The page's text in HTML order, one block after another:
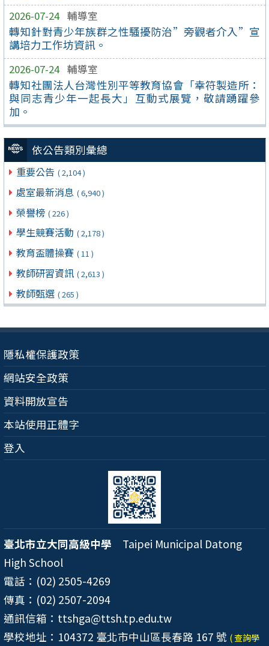
2026-07-24 輔導室
轉知針對青少年族群之性騷擾防治”旁觀者介入”宣
講培力工作坊資訊。
2026-07-24 輔導室
轉知社團法人台灣性別平等教育協會「幸符製造所：
與同志青少年一起長大」互動式展覽，敬請踴躍參
加。
依公告類別彙總
重要公告 ( 2,104 )
處室最新消息 ( 6,940 )
榮譽榜 ( 226 )
學生競賽活動 ( 2,178 )
教育盃體操賽 ( 11 )
教師研習資訊 ( 2,613 )
教師甄選 ( 265 )
隱私權保護政策
網站安全政策
資料開放宣告
本站使用正體字
登入
臺北市立大同高級中學 Taipei Municipal Datong
High School
電話：(02) 2505-4269
傳真：(02) 2507-2094
通訊信箱：ttshga@ttsh.tp.edu.tw
學校地址：104372 臺北市中山區長春路 167 號 ( 查詢學